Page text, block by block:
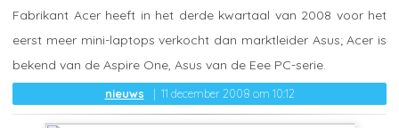
nieuws 11 december 2008 om 10:12
Fabrikant Acer heeft in het derde kwartaal van 2008 voor het
eerst meer mini-laptops verkocht dan marktleider Asus; Acer is
bekend van de Aspire One, Asus van de Eee PC-serie.